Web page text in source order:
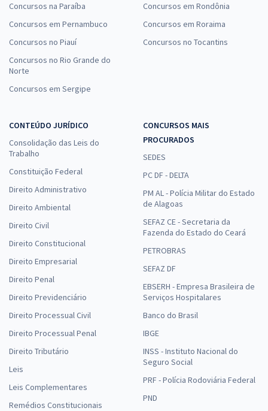
Concursos na Paraíba
Concursos em Pernambuco
Concursos no Piauí
Concursos no Rio Grande do
Norte
Concursos em Sergipe
Concursos em Rondônia
Concursos em Roraima
Concursos no Tocantins
CONTEÚDO JURÍDICO
Consolidação das Leis do
Trabalho
Constituição Federal
Direito Administrativo
Direito Ambiental
Direito Civil
Direito Constitucional
Direito Empresarial
Direito Penal
Direito Previdenciário
Direito Processual Civil
Direito Processual Penal
Direito Tributário
Leis
Leis Complementares
Remédios Constitucionais
CONCURSOS MAIS
PROCURADOS
SEDES
PC DF - DELTA
PM AL - Polícia Militar do Estado
de Alagoas
SEFAZ CE - Secretaria da
Fazenda do Estado do Ceará
PETROBRAS
SEFAZ DF
EBSERH - Empresa Brasileira de
Serviços Hospitalares
Banco do Brasil
IBGE
INSS - Instituto Nacional do
Seguro Social
PRF - Polícia Rodoviária Federal
PND